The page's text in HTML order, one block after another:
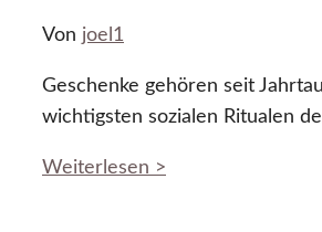
Von joel1
Geschenke gehören seit
wichtigsten sozialen Ritualen
Weiterlesen >